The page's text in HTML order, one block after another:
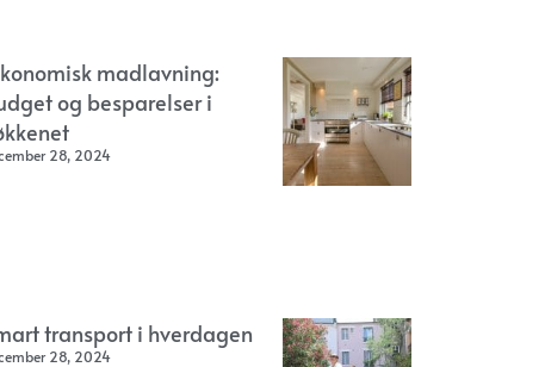
madlavning:
og besparelser i
28, 2024
transport i hverdagen
28, 2024